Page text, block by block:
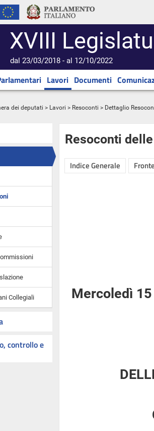
XVIII
dal 23/03/2018 - al 12/10/2022
Lavori Documenti
dei deputati > Lavori > Resoconti > Dettaglio
Collegiali
controllo e
Resoconti
Indice Generale
Mercoledì